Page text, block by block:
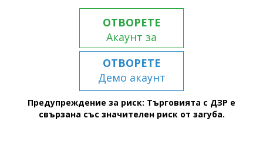
ОТВОРЕТЕ
Акаунт за
търговия
ОТВОРЕТЕ
Демо акаунт
Предупреждение за риск: Търговията с ДЗР е
свързана със значителен риск от загуба.